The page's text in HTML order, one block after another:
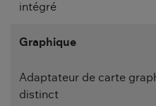
intégré
Graphique
Adaptateur de carte
distinct